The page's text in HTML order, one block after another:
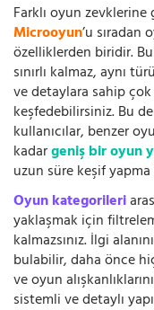
Farklı oyun
Microoyun’u
özelliklerden biridir.
sınırlı kalmaz, aynı
ve detaylara sahip çok
keşfedebilirsiniz. Bu
kullanıcılar, benzer
kadargeniş bir oyun
uzun süre keşif
Oyun kategorileri
yaklaşmak için
kalmazsınız. İlgi
bulabilir, daha önce
ve oyun
sistemli ve detaylı